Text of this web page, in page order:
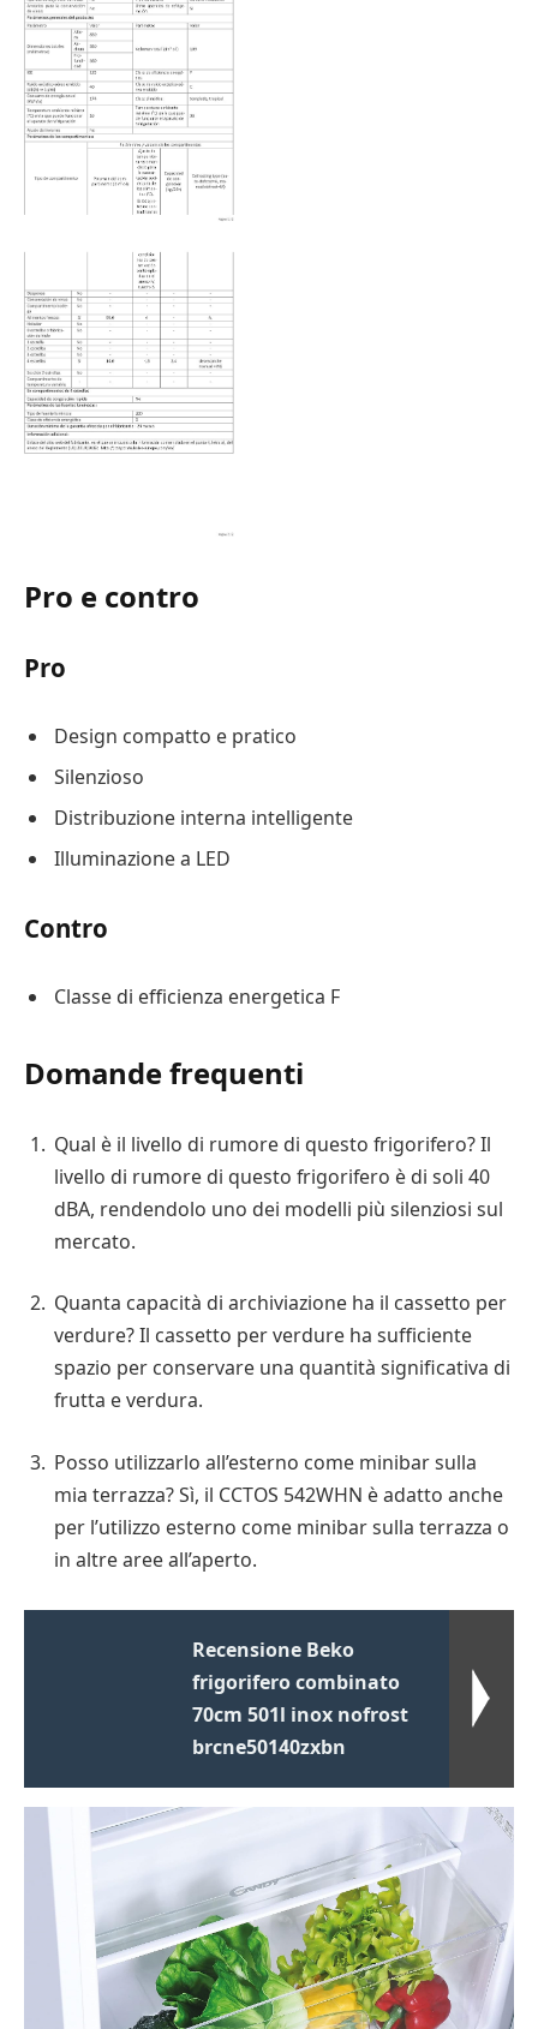
Pro e contro
Pro
Design compatto e pratico
Silenzioso
Distribuzione interna intelligente
Illuminazione a LED
Contro
Classe di efficienza energetica F
Domande frequenti
Qual è il livello di rumore di questo frigorifero? Il
livello di rumore di questo frigorifero è di soli 40
dBA, rendendolo uno dei modelli più silenziosi sul
mercato.
Quanta capacità di archiviazione ha il cassetto per
verdure? Il cassetto per verdure ha sufficiente
spazio per conservare una quantità significativa di
frutta e verdura.
Posso utilizzarlo all’esterno come minibar sulla
mia terrazza? Sì, il CCTOS 542WHN è adatto anche
per l’utilizzo esterno come minibar sulla terrazza o
in altre aree all’aperto.
Recensione Beko
frigorifero combinato
70cm 501l inox nofrost
brcne50140zxbn